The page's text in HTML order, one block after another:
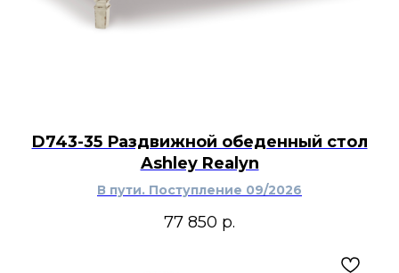
D743-35 Раздвижной обеденный стол
Ashley Realyn
В пути. Поступление 09/2026
77 850 р.